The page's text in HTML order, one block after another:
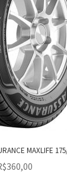
MAXLIFE
360,00